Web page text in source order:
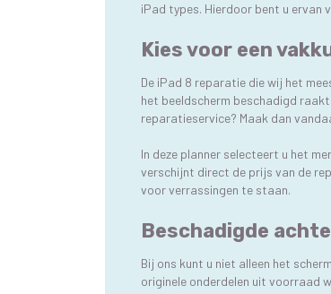
iPad types. Hierdoor bent u ervan
Kies voor een
De iPad 8 reparatie die wij het
het beeldscherm beschadigd
reparatieservice? Maak dan
In deze planner selecteert u het
verschijnt direct de prijs van de
voor verrassingen te staan.
Beschadigde
Bij ons kunt u niet alleen het
originele onderdelen uit voorraad